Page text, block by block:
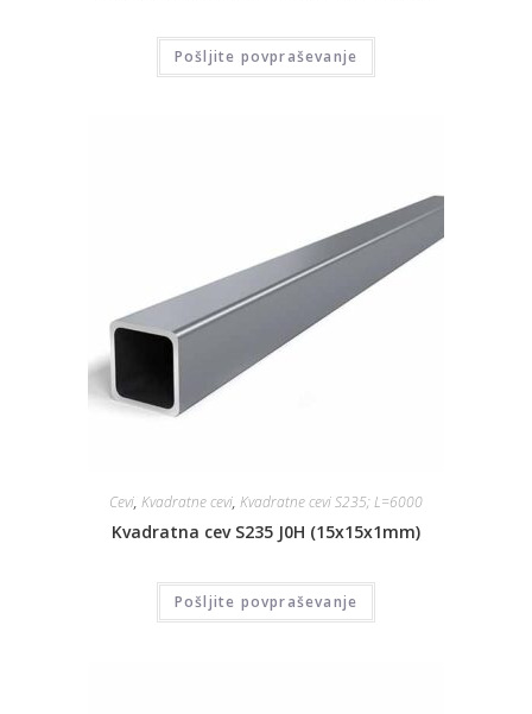
Pošljite povpraševanje
Cevi, Kvadratne cevi, Kvadratne cevi S235; L=6000
Kvadratna cev S235 J0H (15x15x1mm)
Pošljite povpraševanje